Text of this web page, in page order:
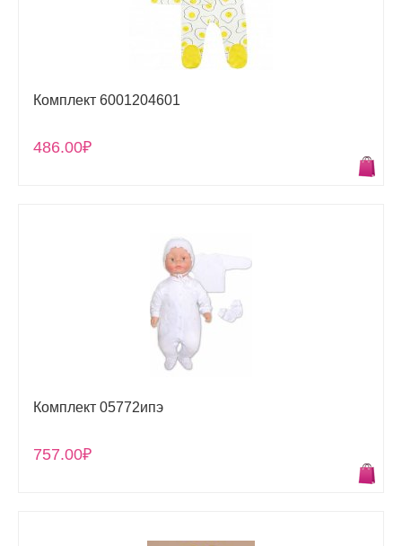
Комплект 6001204601
486.00₽
Комплект 05772ипэ
757.00₽